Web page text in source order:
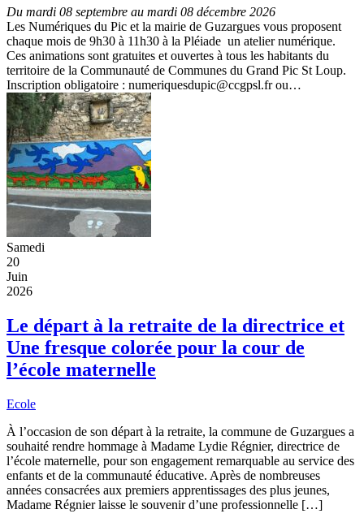
Du mardi 08 septembre au mardi 08 décembre 2026
Les Numériques du Pic et la mairie de Guzargues vous proposent
chaque mois de 9h30 à 11h30 à la Pléiade un atelier numérique.
Ces animations sont gratuites et ouvertes à tous les habitants du
territoire de la Communauté de Communes du Grand Pic St Loup.
Inscription obligatoire : numeriquesdupic@ccgpsl.fr ou…
Samedi
20
Juin
2026
Le départ à la retraite de la directrice et
Une fresque colorée pour la cour de
l’école maternelle
Ecole
À l’occasion de son départ à la retraite, la commune de Guzargues a
souhaité rendre hommage à Madame Lydie Régnier, directrice de
l’école maternelle, pour son engagement remarquable au service des
enfants et de la communauté éducative. Après de nombreuses
années consacrées aux premiers apprentissages des plus jeunes,
Madame Régnier laisse le souvenir d’une professionnelle […]